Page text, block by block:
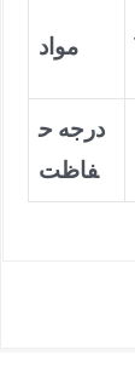
مواد
درجه ح
فاظت